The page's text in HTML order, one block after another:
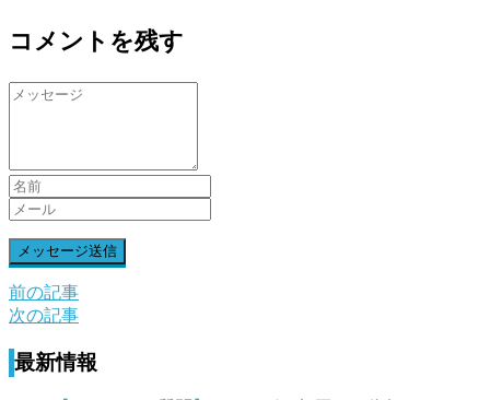
コメントを残す
前
後
の
前の記事
次の記事
最新情報